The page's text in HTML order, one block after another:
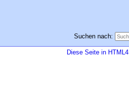
Suchen nach:
Diese Seite in HTML4